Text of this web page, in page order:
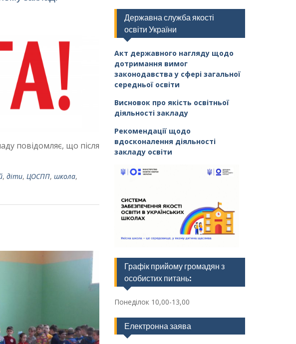
повідомляє, що після
, діти, ЦОСПП, школа,
Державна служба якості
освіти України
Акт державного нагляду щодо
дотримання вимог
законодавства у сфері загальної
середньої освіти
Висновок про якість освітньої
діяльності закладу
Рекомендації щодо
вдосконалення діяльності
закладу освіти
Графік прийому громадян з
особистих питань:
Понеділок 10,00-13,00
Електронна заява